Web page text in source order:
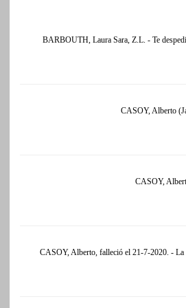
BARBOUTH, Laura Sara, Z.L. - Te
CASOY, Alberto
CASOY,
CASOY, Alberto, falleció el 21-7-2020. - La